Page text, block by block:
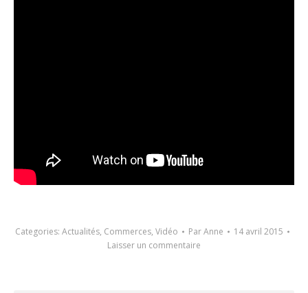
Categories: Actualités, Commerces, Vidéo ParAnne
14 avril 2015
Laisser un commentaire